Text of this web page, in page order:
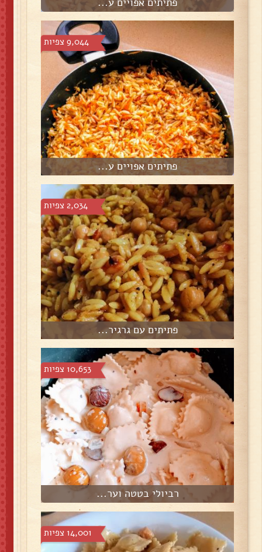
9,044 צפיות
פתיתים אפויים ע...
2,034 צפיות
פתיתים עם גרגיר...
10,653 צפיות
רביולי בטטה וער...
14,001 צפיות